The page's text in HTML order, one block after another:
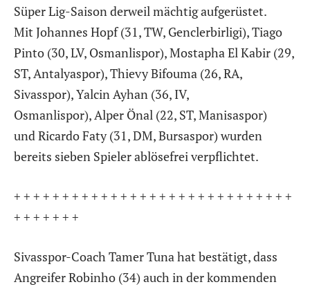
Süper Lig-Saison derweil mächtig aufgerüstet.
Mit Johannes Hopf (31, TW, Genclerbirligi), Tiago
Pinto (30, LV, Osmanlispor), Mostapha El Kabir (29,
ST, Antalyaspor), Thievy Bifouma (26, RA,
Sivasspor), Yalcin Ayhan (36, IV,
Osmanlispor), Alper Önal (22, ST, Manisaspor)
und Ricardo Faty (31, DM, Bursaspor) wurden
bereits sieben Spieler ablösefrei verpflichtet.
+ + + + + + + + + + + + + + + + + + + + + + + + + + + + +
+ + + + + + +
Sivasspor-Coach Tamer Tuna hat bestätigt, dass
Angreifer Robinho (34) auch in der kommenden